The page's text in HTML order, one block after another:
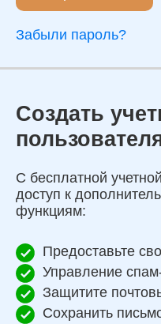
Забыли пароль?
Создать
С бесплатной
доступ к
функциям:
Предоставьте
Управление
Защитите
Сохранить